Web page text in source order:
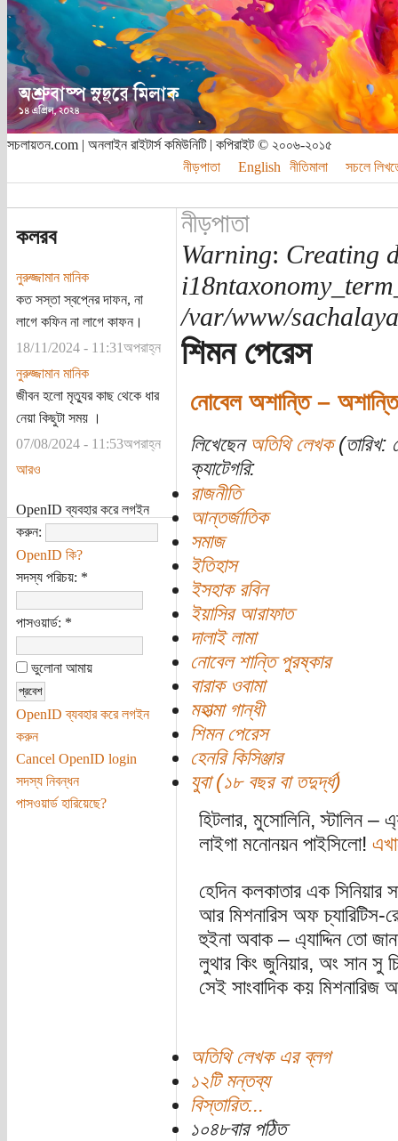
সচলায়তন.com | অনলাইন রাইটার্স কমিউনিটি | কপিরাইট © ২০০৬-২০১৫
নীড়পাতা
English নীতিমালা সচলে
কলরব
নুরুজ্জামান মানিক
কত সস্তা স্বপ্নের দাফন, না
লাগে কফিন না লাগে কাফন।
18/11/2024 - 11:31অপরাহ্ন
নুরুজ্জামান মানিক
জীবন হলো মৃত্যুর কাছ থেকে ধার
নেয়া কিছুটা সময় ।
07/08/2024 - 11:53অপরাহ্ন
আরও
OpenID ব্যবহার করে লগইন
করুন:
OpenID কি?
সদস্য পরিচয়: *
পাসওয়ার্ড: *
ভুলোনা আমায়
OpenID ব্যবহার করে লগইন
করুন
Cancel OpenID login
সদস্য নিবন্ধন
পাসওয়ার্ড হারিয়েছে?
নীড়পাতা
Warning: Creating
/var/www/
শিমন পেরেস
নোবেল অশান্তি –
লিখেছেন অতিথি লেখক(তারিখ:
ক্যাটেগরি:
রাজনীতি
আন্তর্জাতিক
সমাজ
ইতিহাস
ইসহাক রবিন
ইয়াসির আরাফাত
দালাই লামা
নোবেল শান্তি পুরষ্কার
বারাক ওবামা
মহাত্মা গান্ধী
শিমন পেরেস
হেনরি কিসিঞ্জার
যুবা (১৮ বছর বা তদুর্দ্ধ)
হিটলার, মুসোলিনি, স্টালিন –
লাইগা মনোনয়ন পাইসিলো!
হেদিন কলকাতার এক সিনিয়ার
আর মিশনারিস অফ চ্যারিটিস-
হুইনা অবাক – এ্যাদ্দিন তো
লুথার কিং জুনিয়ার, অং সান সু
সেই সাংবাদিক কয় মিশনারিজ
অতিথি লেখক এর ব্লগ
১২টি মন্তব্য
বিস্তারিত...
১০৪৮বার পঠিত